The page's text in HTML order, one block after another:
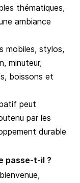
thématiques,
ambiance
mobiles, stylos,
minuteur,
boissons et
peut
par les
durable
passe-t-il ?